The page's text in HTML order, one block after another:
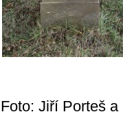
Foto: Jiří Porteš